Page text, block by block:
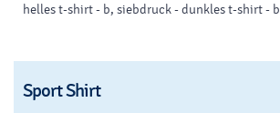
helles t-shirt - b, siebdruck - dunkles t-shirt - b
Sport Shirt